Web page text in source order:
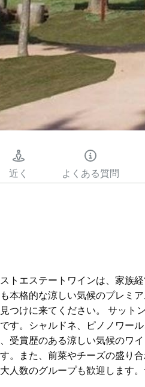
近く よくある質問
トエステートワインは、家族
本格的な涼しい気候のプレミ
つけに来てください。 サット
す。シャルドネ、ピノノワー
、受賞歴のある涼しい気候のワ
。また、前菜やチーズの盛り
人数のグループも歓迎します